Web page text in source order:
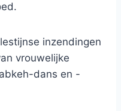
inzendingen
vrouwelijke
dans en -